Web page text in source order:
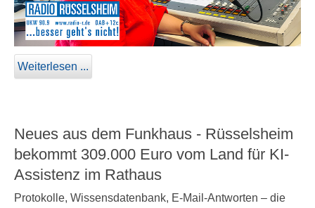
Weiterlesen ...
Neues aus dem Funkhaus - Rüsselsheim
bekommt 309.000 Euro vom Land für KI-
Assistenz im Rathaus
Protokolle, Wissensdatenbank, E-Mail-Antworten – die